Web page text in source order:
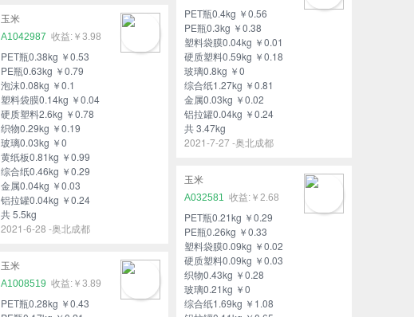
PET瓶0.4kg ￥0.56
PE瓶0.3kg ￥0.38
塑料袋膜0.04kg ￥0.01
硬质塑料0.59kg ￥0.18
玻璃0.8kg ￥0
综合纸1.27kg ￥0.81
金属0.03kg ￥0.02
铝拉罐0.04kg ￥0.24
共 3.47kg
2021-7-27 -奥北成都
玉米
A1042987
￥3.98
PET瓶0.38kg ￥0.53
PE瓶0.63kg ￥0.79
泡沫0.08kg ￥0.1
塑料袋膜0.14kg ￥0.04
硬质塑料2.6kg ￥0.78
织物0.29kg ￥0.19
玻璃0.03kg ￥0
黄纸板0.81kg ￥0.99
综合纸0.46kg ￥0.29
金属0.04kg ￥0.03
铝拉罐0.04kg ￥0.24
共 5.5kg
2021-6-28 -奥北成都
玉米
A032581
￥2.68
PET瓶0.21kg ￥0.29
PE瓶0.26kg ￥0.33
塑料袋膜0.09kg ￥0.02
硬质塑料0.09kg ￥0.03
织物0.43kg ￥0.28
玻璃0.21kg ￥0
综合纸1.69kg ￥1.08
玉米
A1008519
￥3.89
PET瓶0.28kg ￥0.43